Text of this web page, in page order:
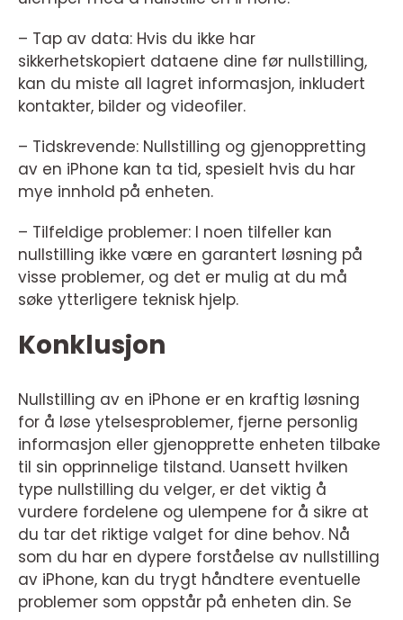
– Tap av data: Hvis du ikke har
sikkerhetskopiert dataene dine før nullstilling,
kan du miste all lagret informasjon, inkludert
kontakter, bilder og videofiler.
– Tidskrevende: Nullstilling og gjenoppretting
av en iPhone kan ta tid, spesielt hvis du har
mye innhold på enheten.
– Tilfeldige problemer: I noen tilfeller kan
nullstilling ikke være en garantert løsning på
visse problemer, og det er mulig at du må
søke ytterligere teknisk hjelp.
Konklusjon
Nullstilling av en iPhone er en kraftig løsning
for å løse ytelsesproblemer, fjerne personlig
informasjon eller gjenopprette enheten tilbake
til sin opprinnelige tilstand. Uansett hvilken
type nullstilling du velger, er det viktig å
vurdere fordelene og ulempene for å sikre at
du tar det riktige valget for dine behov. Nå
som du har en dypere forståelse av nullstilling
av iPhone, kan du trygt håndtere eventuelle
problemer som oppstår på enheten din. Se